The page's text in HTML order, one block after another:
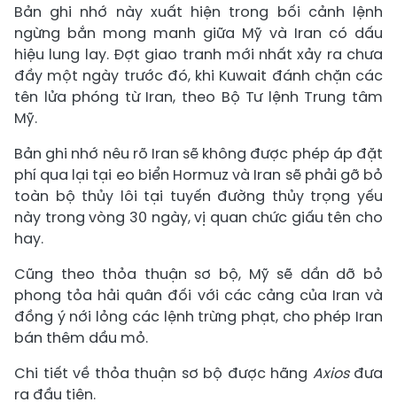
Bản ghi nhớ này xuất hiện trong bối cảnh lệnh
ngừng bắn mong manh giữa Mỹ và Iran có dấu
hiệu lung lay. Đợt giao tranh mới nhất xảy ra chưa
đầy một ngày trước đó, khi Kuwait đánh chặn các
tên lửa phóng từ Iran, theo Bộ Tư lệnh Trung tâm
Mỹ.
Bản ghi nhớ nêu rõ Iran sẽ không được phép áp đặt
phí qua lại tại eo biển Hormuz và Iran sẽ phải gỡ bỏ
toàn bộ thủy lôi tại tuyến đường thủy trọng yếu
này trong vòng 30 ngày, vị quan chức giấu tên cho
hay.
Cũng theo thỏa thuận sơ bộ, Mỹ sẽ dần dỡ bỏ
phong tỏa hải quân đối với các cảng của Iran và
đồng ý nới lỏng các lệnh trừng phạt, cho phép Iran
bán thêm dầu mỏ.
Chi tiết về thỏa thuận sơ bộ được hãng Axiosđưa
ra đầu tiên.